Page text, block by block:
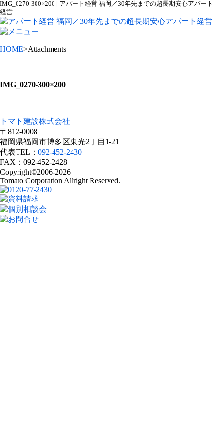
IMG_0270-300×200 | アパート経営 福岡／30年先までの超長期安心アパート
経営
HOME>Attachments
IMG_0270-300×200
トマト建設株式会社
〒812-0008
福岡県福岡市博多区東光2丁目1-21
代表TEL： 092-452-2430
FAX：092-452-2428
Copyright©2006-2026
Tomato Corporation Allright Reserved.